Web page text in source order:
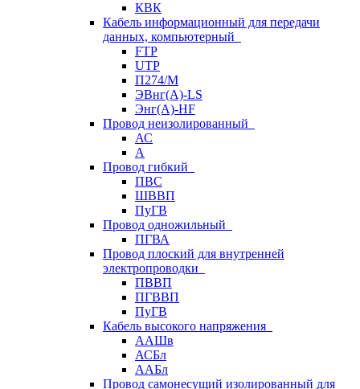
КВК
Кабель информационный для передачи
данных, компьютерный
FTP
UTP
П274/М
ЭВнг(А)-LS
Энг(А)-HF
Провод неизолированный
АС
А
Провод гибкий
ПВС
ШВВП
ПуГВ
Провод одножильный
ПГВА
Провод плоский для внутренней
электропроводки
ПВВП
ПГВВП
ПуГВ
Кабель высокого напряжения
ААШв
АСБл
ААБл
Провод самонесущий изолированный для